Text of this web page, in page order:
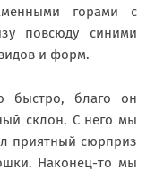
горами с
повсюду синими
и форм.
быстро, благо он
склон. С него мы
приятный сюрприз
Наконец-то мы